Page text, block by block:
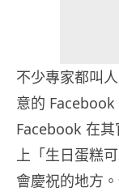
不少專家都叫
意的 Facebook
Facebook 在
上「生日蛋糕
會慶祝的地方